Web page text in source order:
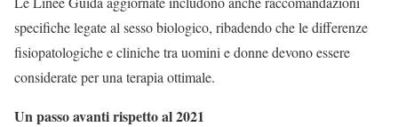
specifiche legate al sesso biologico, ribadendo che le differenze
fisiopatologiche e cliniche tra uomini e donne devono essere
considerate per una terapia ottimale.
Un passo avanti rispetto al 2021